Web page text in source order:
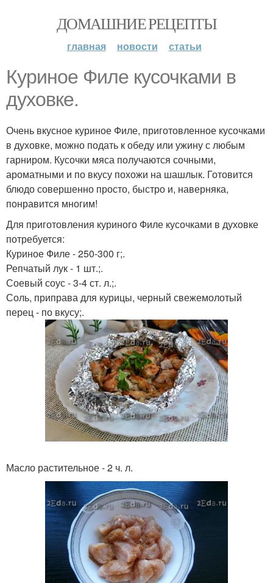
ДОМАШНИЕ РЕЦЕПТЫ
главная новости статьи
Куриное Филе кусочками в
духовке.
Очень вкусное куриное Филе, приготовленное кусочками
в духовке, можно подать к обеду или ужину с любым
гарниром. Кусочки мяса получаются сочными,
ароматными и по вкусу похожи на шашлык. Готовится
блюдо совершенно просто, быстро и, наверняка,
понравится многим!
Для приготовления куриного Филе кусочками в духовке
потребуется:
Куриное Филе - 250-300 г;.
Репчатый лук - 1 шт.;.
Соевый соус - 3-4 ст. л.;.
Соль, приправа для курицы, черный свежемолотый
перец - по вкусу;.
Масло растительное - 2 ч. л.